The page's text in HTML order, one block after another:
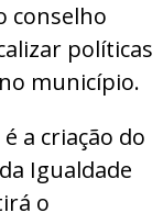
conselho
políticas
município.
a criação do
Igualdade
o